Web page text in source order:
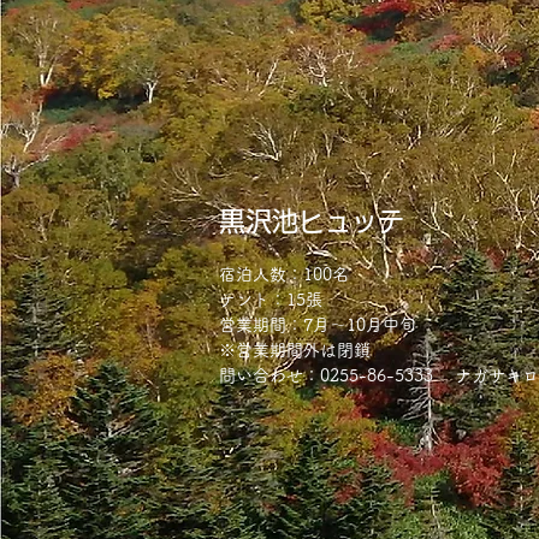
黒沢池ヒュッテ
宿泊人数：100名
テント：15張
​営業期間：7月～10月中旬
​※営業期間外は閉鎖
問い合わせ：0255-86-5333 ナガサキ